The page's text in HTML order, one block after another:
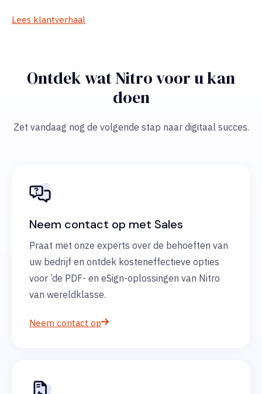
Lees klantverhaal
Ontdek wat Nitro voor u kan
doen
Zet vandaag nog de volgende stap naar digitaal succes.
Neem contact op met Sales
Praat met onze experts over de behoeften van
uw bedrijf en ontdek kosteneffectieve opties
voor ’de PDF- en eSign-oplossingen van Nitro
van wereldklasse.
Neem contact op